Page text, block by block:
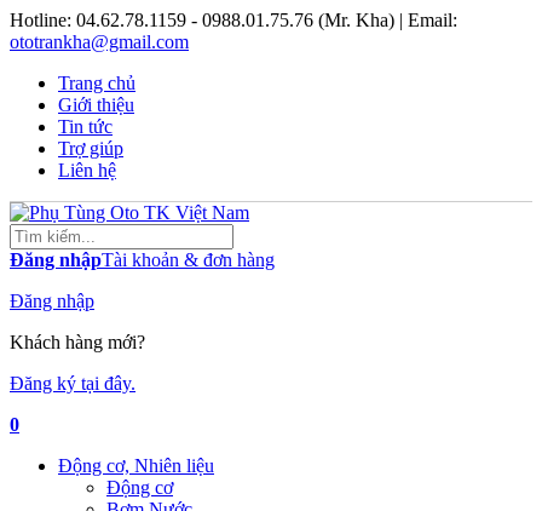
Hotline: 04.62.78.1159 - 0988.01.75.76 (Mr. Kha) | Email:
ototrankha@gmail.com
Trang chủ
Giới thiệu
Tin tức
Trợ giúp
Liên hệ
Đăng nhậpTài khoản & đơn hàng
Đăng nhập
Khách hàng mới?
Đăng ký tại đây.
0
Động cơ, Nhiên liệu
Động cơ